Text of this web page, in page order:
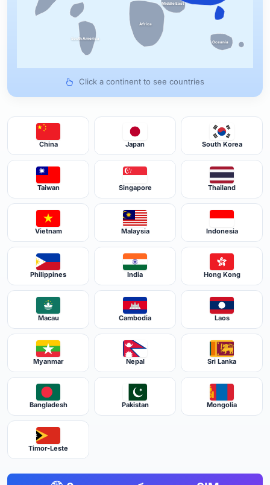
South America
Africa
Middle East
Oceania
Click a continent to see countries
China Japan South Korea
Taiwan Singapore Thailand
Vietnam Malaysia Indonesia
Philippines India Hong Kong
Macau Cambodia Laos
Myanmar Nepal Sri Lanka
Bangladesh Pakistan Mongolia
Timor-Leste